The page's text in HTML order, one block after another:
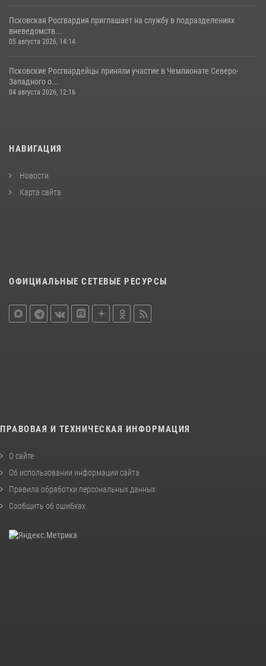
Псковская Росгвардия приглашает на службу в подразделениях
вневедомств...
05 августа 2026, 14:14
Псковские Росгвардейцы приняли участие в Чемпионате Северо-
Западного о...
04 августа 2026, 12:16
НАВИГАЦИЯ
Новости
Карта сайта
ОФИЦИАЛЬНЫЕ СЕТЕВЫЕ РЕСУРСЫ
ПРАВОВАЯ И ТЕХНИЧЕСКАЯ ИНФОРМАЦИЯ
О сайте
Об использовании информации сайта
Правила обработки персональных данных
Сообщить об ошибках